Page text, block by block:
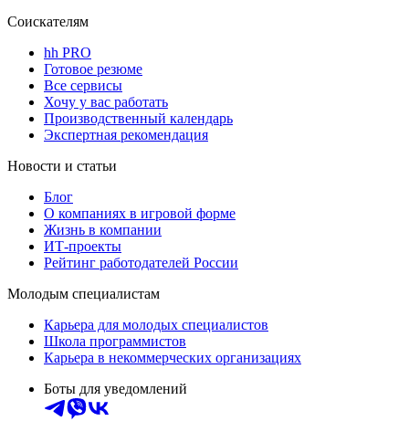
Соискателям
hh PRO
Готовое резюме
Все сервисы
Хочу у вас работать
Производственный календарь
Экспертная рекомендация
Новости и статьи
Блог
О компаниях в игровой форме
Жизнь в компании
ИТ-проекты
Рейтинг работодателей России
Молодым специалистам
Карьера для молодых специалистов
Школа программистов
Карьера в некоммерческих организациях
Боты для уведомлений